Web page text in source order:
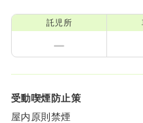
託児所
受動喫煙防止策
屋内原則禁煙